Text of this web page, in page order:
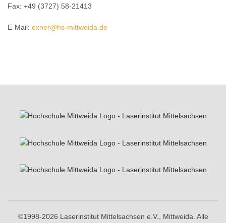
Fax: +49 (3727) 58-21413
E-Mail: exner@hs-mittweida.de
©1998-2026 Laserinstitut Mittelsachsen e.V., Mittweida. Alle